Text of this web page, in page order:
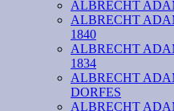
ALBRECHT
ALBRECHT
1840
ALBRECHT
1834
ALBRECHT
DORFES
ALBRECHT